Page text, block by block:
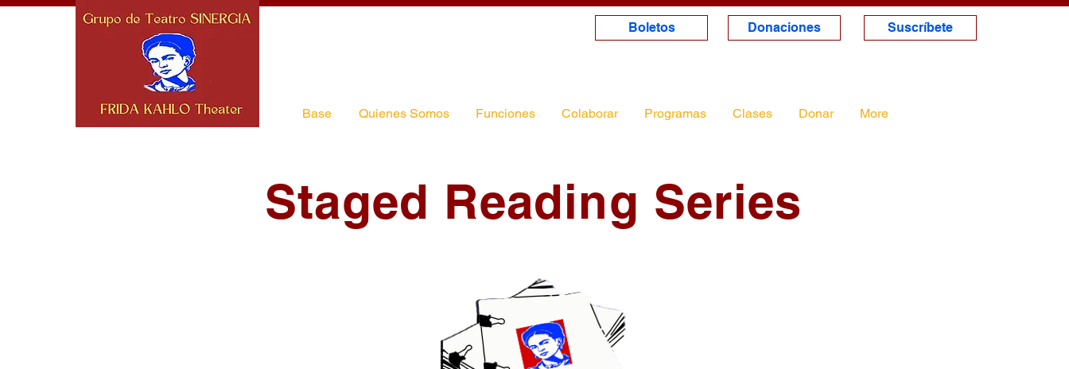
Boletos Donaciones Suscríbete
Base Quienes Somos Funciones Colaborar Programas Clases Donar More
Staged Reading Series